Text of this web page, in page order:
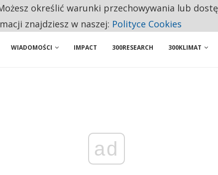
NA LIŚCIE SĄ DWA PODMIOTY Z POLSKI
WIADOMOŚCI IMPACT 300RESEARCH 300KLIMAT
ad
określić warunki przechowywania lub
znajdziesz w naszej: Polityce Cookies